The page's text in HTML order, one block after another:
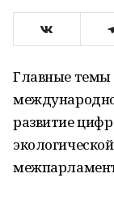
Главные темы
развитие